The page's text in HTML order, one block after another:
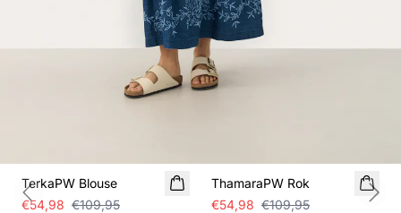
TerkaPW Blouse
€54,98 €109,95
ThamaraPW Rok
€54,98 €109,95
Previous slide